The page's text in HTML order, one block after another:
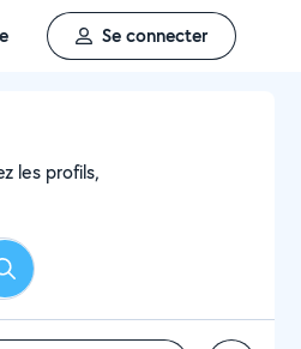
Se connecter
les profils,
Rechercher